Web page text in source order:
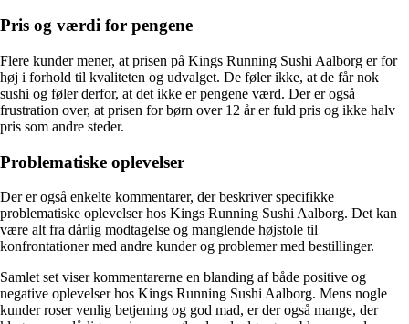
Pris og værdi for pengene
Flere kunder mener, at prisen på Kings Running Sushi Aalborg er for
høj i forhold til kvaliteten og udvalget. De føler ikke, at de får nok
sushi og føler derfor, at det ikke er pengene værd. Der er også
frustration over, at prisen for børn over 12 år er fuld pris og ikke halv
pris som andre steder.
Problematiske oplevelser
Der er også enkelte kommentarer, der beskriver specifikke
problematiske oplevelser hos Kings Running Sushi Aalborg. Det kan
være alt fra dårlig modtagelse og manglende højstole til
konfrontationer med andre kunder og problemer med bestillinger.
Samlet set viser kommentarerne en blanding af både positive og
negative oplevelser hos Kings Running Sushi Aalborg. Mens nogle
kunder roser venlig betjening og god mad, er der også mange, der